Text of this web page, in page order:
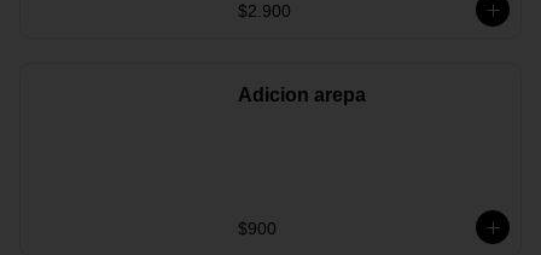
$2.900
Adicion arepa
$900